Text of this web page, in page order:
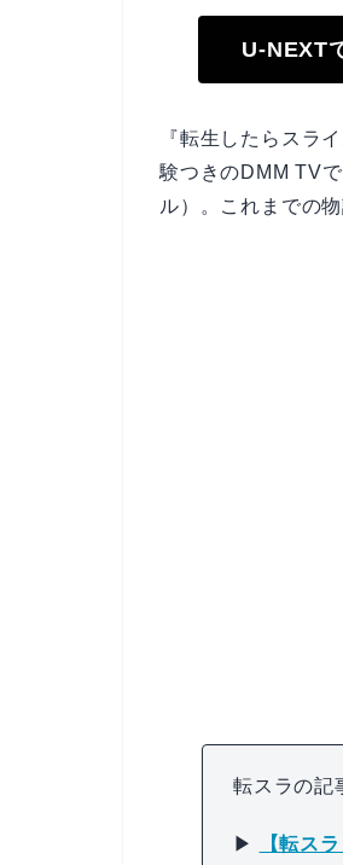
U-NEXT
『転生したらスラ
験つきのDMM TV
ル）。これまでの
転スラの記
▶
【転ス